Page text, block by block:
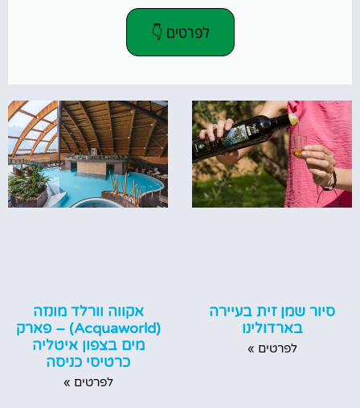
לפרטים 👇
סיור שמן זית בעיירה
בארדולינו
לפרטים »
אקווה וורלד מונזה
(Acquaworld) – פארק
מים בצפון איטליה
כרטיסי כניסה
לפרטים »